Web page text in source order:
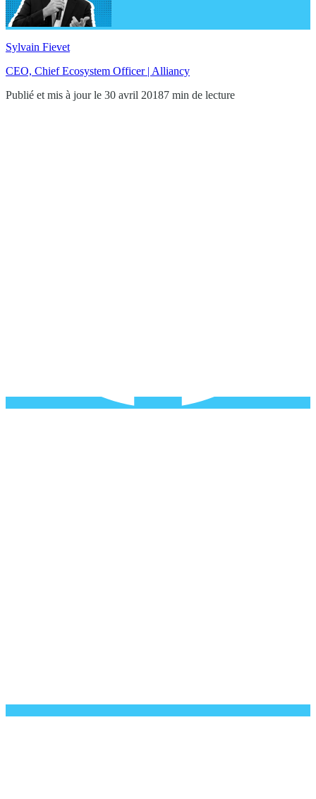
Sylvain Fievet
CEO, Chief Ecosystem Officer | Alliancy
Publié et mis à jour le 30 avril 20187 min de lecture